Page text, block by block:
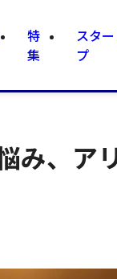
特
集
スタ
プ
み、ア